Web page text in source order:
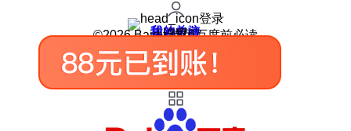
登录
我的关注
我的收藏
皮肤中心
用户反馈
设置
©2026 Baidu 使用百度前必读